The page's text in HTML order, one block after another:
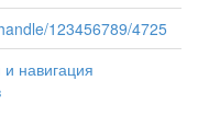
123456789/4725
навигация